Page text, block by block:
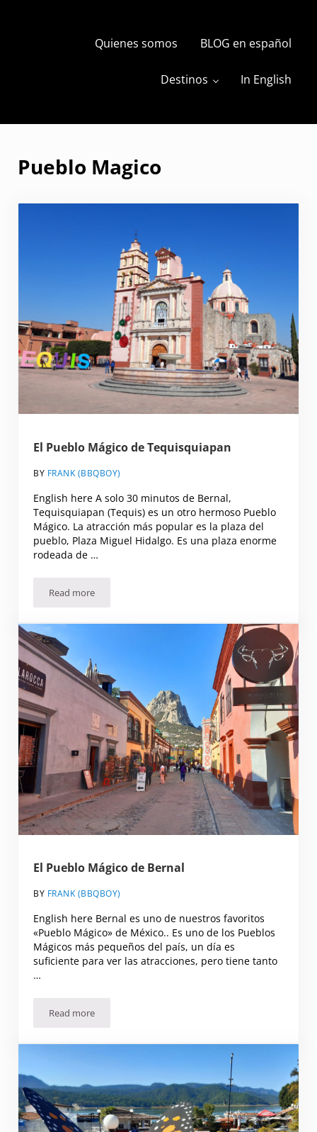
Quienes somos BLOG en español
Destinos In English
Pueblo Magico
El Pueblo Mágico de Tequisquiapan
BY FRANK (BBQBOY)
English here A solo 30 minutos de Bernal,
Tequisquiapan (Tequis) es un otro hermoso Pueblo
Mágico. La atracción más popular es la plaza del
pueblo, Plaza Miguel Hidalgo. Es una plaza enorme
rodeada de …
Read moreEl Pueblo Mágico de Tequisquiapan
El Pueblo Mágico de Bernal
BY FRANK (BBQBOY)
English here Bernal es uno de nuestros favoritos
«Pueblo Mágico» de México.. Es uno de los Pueblos
Mágicos más pequeños del país, un día es
suficiente para ver las atracciones, pero tiene tanto
…
Read moreEl Pueblo Mágico de Bernal